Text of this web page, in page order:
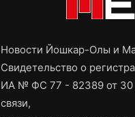
Новости Йошкар-Олы и
Свидетельство о
ИА № ФС 77 - 82389 от 30
связи,